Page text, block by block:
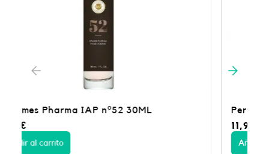
Perfumes IAP Pharma hombre nº73 150ML
Añadir al carrito